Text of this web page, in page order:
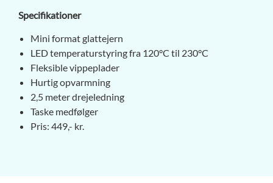
Specifikationer
​Mini format glattejern
LED temperaturstyring fra 120°C til 230°C
Fleksible vippeplader
Hurtig opvarmning
2,5 meter drejeledning
Taske medfølger
Pris: 449,- kr.